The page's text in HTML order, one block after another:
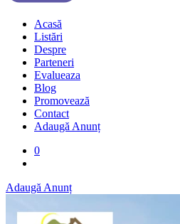
Acasă
Listări
Despre
Parteneri
Evalueaza
Blog
Promovează
Contact
Adaugă Anunț
0
Adaugă Anunț